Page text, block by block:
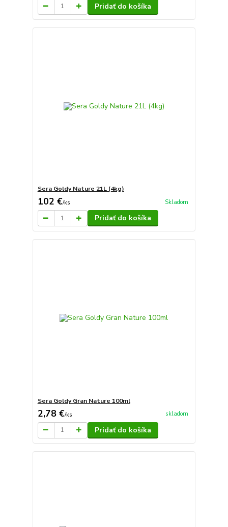
Pridať do košíka
Sera Goldy Nature 21L (4kg)
102 €/ks Skladom
Pridať do košíka
Sera Goldy Gran Nature 100ml
2,78 €/ks skladom
Pridať do košíka